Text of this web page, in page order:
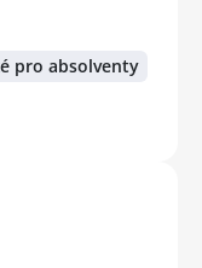
pro absolventy